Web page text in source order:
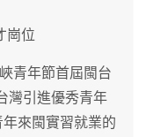
崗位
青年節首屆閩台
灣引進優秀青年
來閩實習就業的